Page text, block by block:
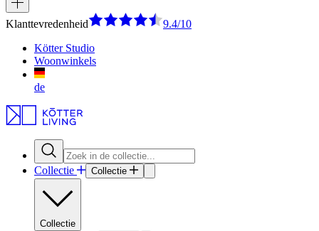
Klanttevredenheid
9.4/10
Kötter Studio
Woonwinkels
de
Collectie Collectie
Collectie